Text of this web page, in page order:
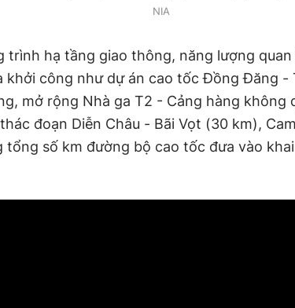
NIA
trình hạ tầng giao thông, năng lượng
khởi công như dự án cao tốc Đồng Đăng -
mở rộng Nhà ga T2 - Cảng hàng không
đoạn Diễn Châu - Bãi Vọt (30 km),
tổng số km đường bộ cao tốc đưa vào